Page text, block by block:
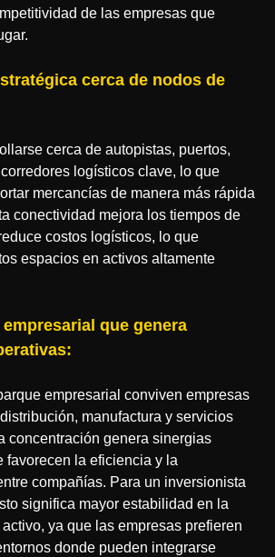
de las empresas que
cerca de nodos de
cerca de autopistas, puertos,
logísticos clave, lo que
mercancías de manera más rápida
conectividad mejora los tiempos de
costos logísticos, lo que
espacios en activos altamente
que genera
empresarial conviven empresas
manufactura y servicios
concentración genera sinergias
favorecen la eficiencia y la
compañías. Para un inversionista
significa mayor estabilidad en la
ya que las empresas prefieren
donde pueden integrarse